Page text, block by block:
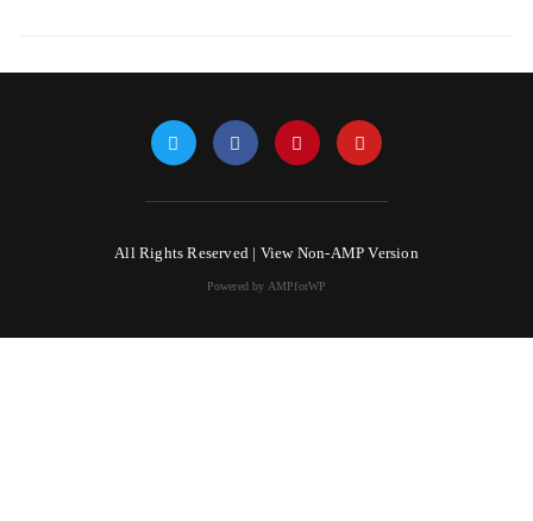
All Rights Reserved | View Non-AMP Version
Powered by AMPforWP